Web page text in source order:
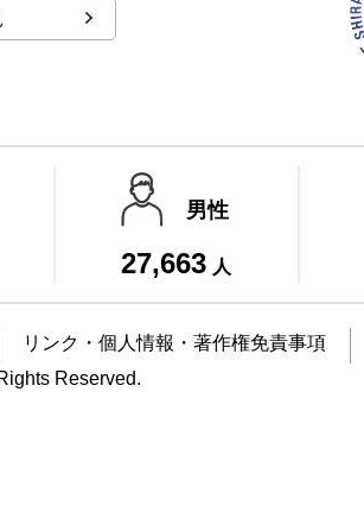
男性
27,663 人
リンク・個人情報・著作権免責事項
Reserved.